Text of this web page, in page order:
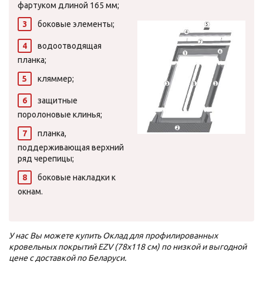
фартуком длиной 165 мм;
боковые элементы;
водоотводящая
планка;
кляммер;
защитные
поролоновые клинья;
планка,
поддерживающая верхний
ряд черепицы;
боковые накладки к
окнам.
У нас Вы можете купить Оклад для профилированных
кровельных покрытий EZV (78х118 см) по низкой и выгодной
цене с доставкой по Беларуси.